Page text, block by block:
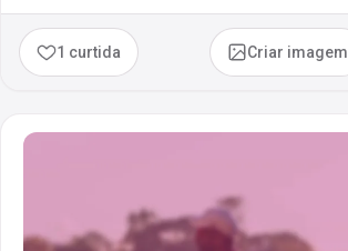
1 curtida Criar imagem